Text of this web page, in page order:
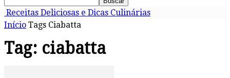
Receitas Deliciosas e Dicas Culinárias
Início Tags Ciabatta
Tag: ciabatta